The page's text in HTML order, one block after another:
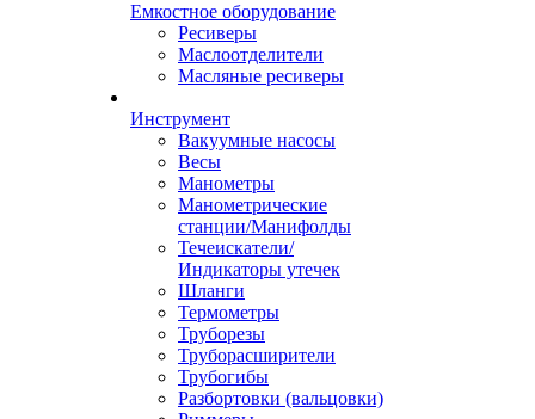
Емкостное оборудование
Ресиверы
Маслоотделители
Масляные ресиверы
Инструмент
Вакуумные насосы
Весы
Манометры
Манометрические
станции/Манифолды
Течеискатели/
Индикаторы утечек
Шланги
Термометры
Труборезы
Труборасширители
Трубогибы
Разбортовки (вальцовки)